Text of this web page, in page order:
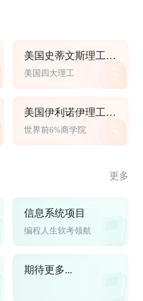
美国史蒂文斯理工学院
美国四大理工
美国伊利诺伊理工大学
世界前6%商学院
更多
信息系统项目
编程人生软考领航
期待更多...